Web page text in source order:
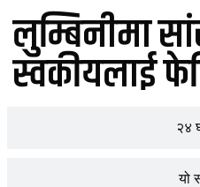
२४
यो
लुम्बिनीमा
स्वकीयलाई